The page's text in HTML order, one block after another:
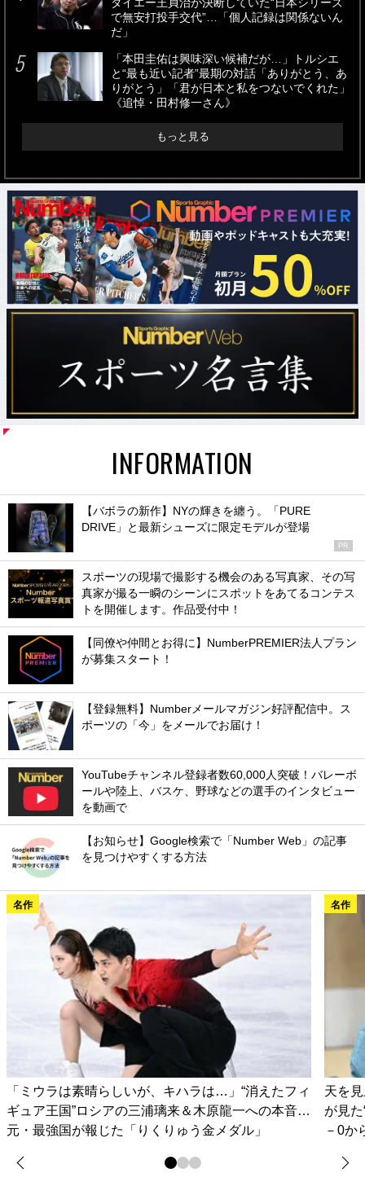
ダイエー王貞治が決断していた“日本シリーズ
で無安打投手交代”…「個人記録は関係ないん
だ」
「本田圭佑は興味深い候補だが…」トルシエ
と“最も近い記者”最期の対話「ありがとう、あ
りがとう」「君が日本と私をつないでくれた」
《追悼・田村修一さん》
もっと見る
INFORMATION
【バボラの新作】NYの輝きを纏う。「PURE
DRIVE」と最新シューズに限定モデルが登場
PR
スポーツの現場で撮影する機会のある写真家、その写
真家が撮る一瞬のシーンにスポットをあてるコンテス
トを開催します。作品受付中！
【同僚や仲間とお得に】NumberPREMIER法人プラン
が募集スタート！
【登録無料】Numberメールマガジン好評配信中。ス
ポーツの「今」をメールでお届け！
YouTubeチャンネル登録者数60,000人突破！バレーボ
ールや陸上、バスケ、野球などの選手のインタビュー
を動画で
【お知らせ】Google検索で「Number Web」の記事
を見つけやすくする方法
名作
「ミウラは素晴らしいが、キハラは…」“消えたフィ
ギュア王国”ロシアの三浦璃来＆木原龍一への本音…
元・最強国が報じた「りくりゅう金メダル」
名作
天を
が見
－0か